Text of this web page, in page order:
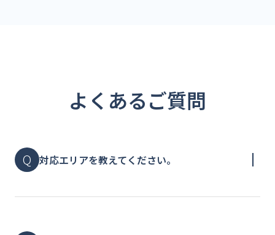
よくあるご質問
対応エリアを教えてください。